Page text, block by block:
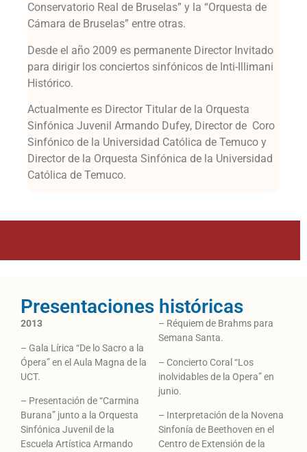
Conservatorio Real de Bruselas” y la “Orquesta de
Cámara de Bruselas” entre otras.
Desde el año 2009 es permanente Director Invitado
para dirigir los conciertos sinfónicos de Inti-Illimani
Histórico.
Actualmente es Director Titular de la Orquesta
Sinfónica Juvenil Armando Dufey, Director de Coro
Sinfónico de la Universidad Católica de Temuco y
Director de la Orquesta Sinfónica de la Universidad
Católica de Temuco.
Presentaciones históricas
2013
– Gala Lírica “De lo Sacro a la
Ópera” en el Aula Magna de la
UCT.
– Presentación de “Carmina
Burana” junto a la Orquesta
Sinfónica Juvenil de la
Escuela Artística Armando
– Réquiem de Brahms para
Semana Santa.
– Concierto Coral “Los
inolvidables de la Opera” en
junio.
– Interpretación de la Novena
Sinfonía de Beethoven en el
Centro de Extensión de la